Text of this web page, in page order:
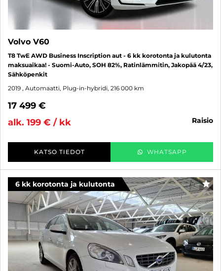
Volvo V60
T8 TwE AWD Business Inscription aut - 6 kk korotonta ja kulutonta
maksuaikaa! - Suomi-Auto, SOH 82%, Ratinlämmitin, Jakopää 4/23,
Sähköpenkit
2019 , Automaatti, Plug-in-hybridi, 216 000 km
17 499 €
alk. 199 € / kk
raisio
KATSO TIEDOT WHATSAPP
6 kk korotonta ja kulutonta